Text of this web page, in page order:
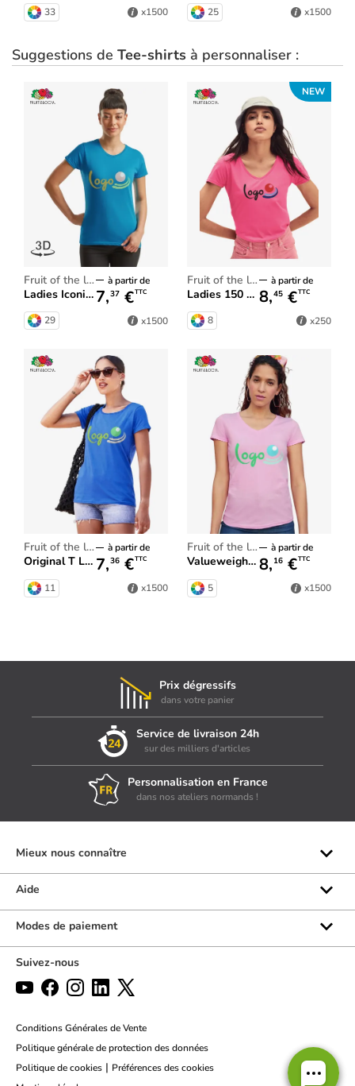
33 x1500 25 x1500
Suggestions de Tee-shirts à personnaliser :
fruit of the loom
Ladies Iconic 150 T
à partir de
7,37 €TTC
29 x1500
NEW
fruit of the loom
Ladies 150 V-neck T
à partir de
8,45 €TTC
8 x250
fruit of the loom
Original T Lady-Fit
à partir de
7,36 €TTC
11 x1500
fruit of the loom
Valueweight V-Neck T Lady-Fit
à partir de
8, 16 €TTC
5 x1500
Prix dégressifs
dans votre panier
Service de livraison 24h
sur des milliers d'articles
Personnalisation en France
dans nos ateliers normands !
Mieux nous connaître
Qui sommes-nous ?
Les marques
Aide
Rubrique d'aide
Formulaire de contact
Par chat
Politique des retours
Modes de paiement
Suivez-nous
Conditions Générales de Vente
Politique générale de protection des données
Politique de cookies | Préférences des cookies